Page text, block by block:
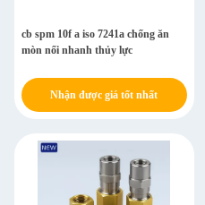
cb spm 10f a iso 7241a chống ăn
mòn nối nhanh thủy lực
Nhận được giá tốt nhất